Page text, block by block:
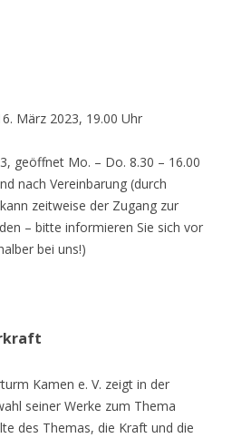
März 2023, 19.00 Uhr
geöffnet Mo. – Do. 8.30 – 16.00
nach Vereinbarung (durch
zeitweise der Zugang zur
– bitte informieren Sie sich vor
bei uns!)
Kamen e. V. zeigt in der
seiner Werke zum Thema
des Themas, die Kraft und die